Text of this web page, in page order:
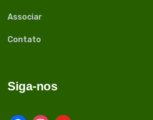
Associar
Contato
Siga-nos